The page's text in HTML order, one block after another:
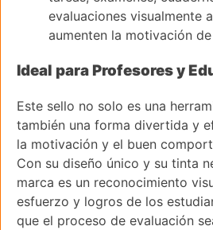
evaluaciones visualmente
aumenten la motivación
Ideal para Profesores y
Este sello no solo es una
también una forma divertida y
la motivación y el buen
Con su diseño único y su tinta
marca es un reconocimiento
esfuerzo y logros de los
que el proceso de evaluación